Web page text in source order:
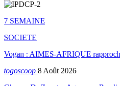
7 SEMAINE
SOCIETE
Vogan : AIMES-AFRIQUE
togoscoop 8 Août 2026